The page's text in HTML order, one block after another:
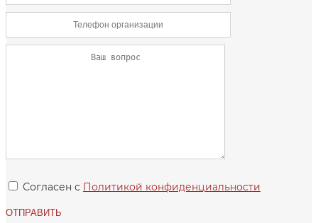
Согласен с Политикой конфиденциальности